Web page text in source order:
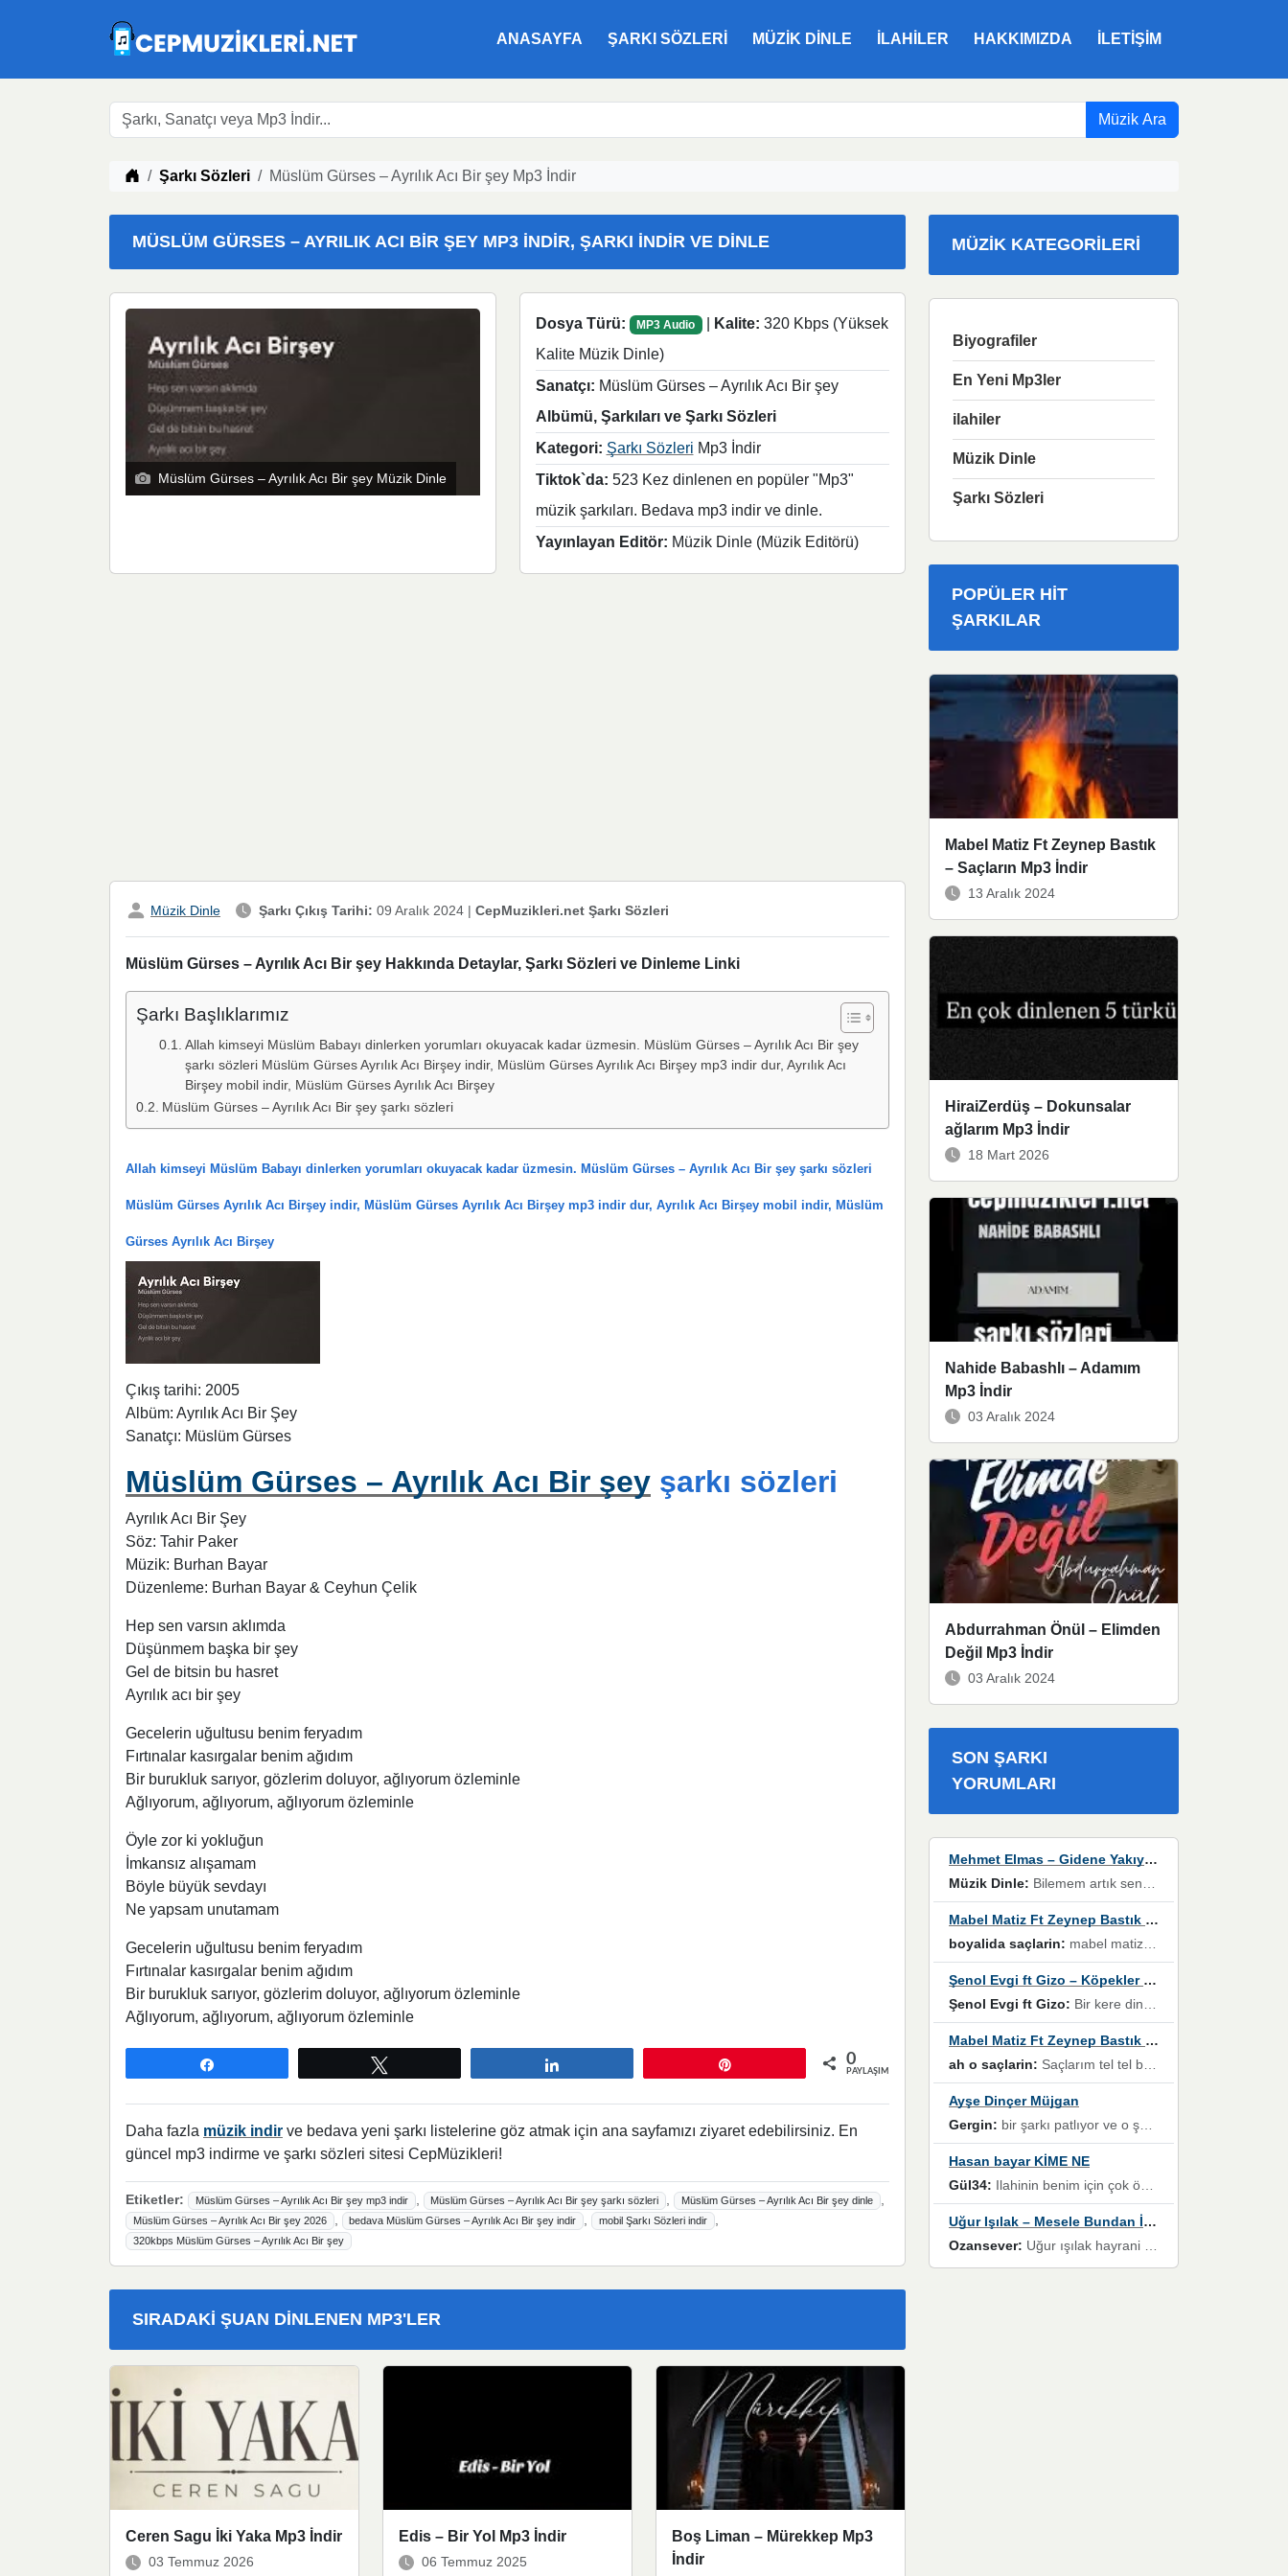
ANASAYFA ŞARKI SÖZLERI MÜZIK DINLE ILAHILER HAKKIMIZDA İLETIŞIM
Müzik Ara
Müzik indir
Şarkı Sözleri Müslüm Gürses – Ayrılık Acı Bir şey Mp3 İndir
MÜSLÜM GÜRSES – AYRILIK ACI BIR ŞEY MP3 İNDIR, ŞARKI İNDIR VE DINLE
Müslüm Gürses – Ayrılık Acı Bir şey Müzik Dinle
Dosya Türü: MP3 Audio Kalite: 320 Kbps (Yüksek
Kalite Müzik Dinle)
Sanatçı: Müslüm Gürses – Ayrılık Acı Bir şey
Albümü, Şarkıları ve Şarkı Sözleri
Kategori: Şarkı Sözleri Mp3 İndir
Tiktok`da: 523 Kez dinlenen en popüler "Mp3"
müzik şarkıları. Bedava mp3 indir ve dinle.
Yayınlayan Editör: Müzik Dinle (Müzik Editörü)
Müzik Dinle Şarkı Çıkış Tarihi: 09 Aralık 2024 | CepMuzikleri.net Şarkı Sözleri
Müslüm Gürses – Ayrılık Acı Bir şey Hakkında Detaylar, Şarkı Sözleri ve Dinleme Linki
Şarkı Başlıklarımız
Allah kimseyi Müslüm Babayı dinlerken yorumları okuyacak kadar üzmesin. Müslüm Gürses – Ayrılık Acı Bir şey
şarkı sözleri Müslüm Gürses Ayrılık Acı Birşey indir, Müslüm Gürses Ayrılık Acı Birşey mp3 indir dur, Ayrılık Acı
Birşey mobil indir, Müslüm Gürses Ayrılık Acı Birşey
Müslüm Gürses – Ayrılık Acı Bir şey şarkı sözleri
Allah kimseyi Müslüm Babayı dinlerken yorumları okuyacak kadar üzmesin. Müslüm Gürses – Ayrılık Acı Bir şey şarkı sözleri
Müslüm Gürses Ayrılık Acı Birşey indir, Müslüm Gürses Ayrılık Acı Birşey mp3 indir dur, Ayrılık Acı Birşey mobil indir, Müslüm
Gürses Ayrılık Acı Birşey
Çıkış tarihi: 2005
Albüm: Ayrılık Acı Bir Şey
Sanatçı: Müslüm Gürses
Müslüm Gürses – Ayrılık Acı Bir şey şarkı sözleri
Ayrılık Acı Bir Şey
Söz: Tahir Paker
Müzik: Burhan Bayar
Düzenleme: Burhan Bayar & Ceyhun Çelik
Hep sen varsın aklımda
Düşünmem başka bir şey
Gel de bitsin bu hasret
Ayrılık acı bir şey
Gecelerin uğultusu benim feryadım
Fırtınalar kasırgalar benim ağıdım
Bir burukluk sarıyor, gözlerim doluyor, ağlıyorum özleminle
Ağlıyorum, ağlıyorum, ağlıyorum özleminle
Öyle zor ki yokluğun
İmkansız alışamam
Böyle büyük sevdayı
Ne yapsam unutamam
Gecelerin uğultusu benim feryadım
Fırtınalar kasırgalar benim ağıdım
Bir burukluk sarıyor, gözlerim doluyor, ağlıyorum özleminle
Ağlıyorum, ağlıyorum, ağlıyorum özleminle
0
PAYLAŞIMLAR
Daha fazla müzik indir ve bedava yeni şarkı listelerine göz atmak için ana sayfamızı ziyaret edebilirsiniz. En
güncel mp3 indirme ve şarkı sözleri sitesi CepMüzikleri!
Etiketler: Müslüm Gürses – Ayrılık Acı Bir şey mp3 indir , Müslüm Gürses – Ayrılık Acı Bir şey şarkı sözleri , Müslüm Gürses – Ayrılık Acı Bir şey dinle ,
Müslüm Gürses – Ayrılık Acı Bir şey 2026 , bedava Müslüm Gürses – Ayrılık Acı Bir şey indir , mobil Şarkı Sözleri indir ,
320kbps Müslüm Gürses – Ayrılık Acı Bir şey
SIRADAKI ŞUAN DINLENEN MP3'LER
Ceren Sagu İki Yaka Mp3 İndir
03 Temmuz 2026
Edis – Bir Yol Mp3 İndir
06 Temmuz 2025
Boş Liman – Mürekkep Mp3
İndir
MÜZIK KATEGORILERI
Biyografiler
En Yeni Mp3ler
ilahiler
Müzik Dinle
Şarkı Sözleri
POPÜLER HIT
ŞARKILAR
Mabel Matiz Ft Zeynep Bastık
– Saçların Mp3 İndir
13 Aralık 2024
HiraiZerdüş – Dokunsalar
ağlarım Mp3 İndir
18 Mart 2026
Nahide Babashlı – Adamım
Mp3 İndir
03 Aralık 2024
Abdurrahman Önül – Elimden
Değil Mp3 İndir
03 Aralık 2024
SON ŞARKI
YORUMLARI
Mehmet Elmas – Gidene Yakıyorum
Müzik Dinle: Bilemem artık senden bir şans daha / Düştüğün zaman ben olmayacağım yanında” dizeleri, artık geçmişin tekrarına izin verilmeyeceğini, kişisel sınırların çizildiğini gösteriyor.
Mabel Matiz Ft Zeynep Bastık – Saçların
boyalida saçlarin: mabel matiz'in maya albümünde yer alan güzellerden. parça da şarkı hani! müzikal altyapısına vurulduğum, sözlerinde kaybolduğum bir parça olmuş.
Şenol Evgi ft Gizo – Köpekler Tanımadıklarına havlar
Şenol Evgi ft Gizo: Bir kere dinlememe rağmen kulaklardan gitmiyor sen sen sen sen kurban ol sen sen sen sen hayran ol yükses ses müzik dinleme sebebisiniz canlar bomba gibi patladınız maşallah
Mabel Matiz Ft Zeynep Bastık – Saçların
ah o saçlarin: Saçlarım tel tel beyazlıyor beyazlagına degil yanımda sen yoksun ona üzülüyorum günler bir bir geçiyor geçen günlere değil sensiz geçen günlere darılıyorum,Dinledikce asla kavusamayacagim ama asla unutamicagim sevdiğim adam için yanar içim
Ayşe Dinçer Müjgan
Gergin: bir şarkı patlıyor ve o şarkıyı millet her paylaşımın altına koyuyor ve öyle bir durum hal alıyor ki şarkıyı dinlemeden şarkıdan bikıyorsun Ama bu enteresan bir şekilde dillere dolanıyor millet olarak seviyoruz dertlerle boğuşurken bir yandan da göbek atmayi))) diyeceklerim bu kadar güzel hoş bir sayfa emeğinize sağlık arkadaşlar kolay gelsin
Hasan bayar KİME NE
Gül34: Ilahinin benim için çok özel bir yeri var İlk çıktığında komşum ne kadar yüksek sesle dinliyorsa orada duymuştum ve YouTube'dan aratıp Bu ilahiyi bulmuştum ve sonra müdavimi oldum günlük Ben de 3-5 kere dinleyip ezberleyip artık ilahiye bende eşlik ediyorum yüksek sesle Allah razı olsun hizmet nimettir Rabbim sizin zahmetlerinize de hayırlı nimetler versin Selam ve dua ile Allah'a emanet olun
Uğur Işılak – Mesele Bundan İbaret
Ozansever: Uğur ışılak hayrani olarak eski yeni tüm eserlerini keyifle huzurla dinleyenlerden birisiyim, emeğine saygı duyan gönül veren bunu en güzel şekilde sevenlerine ulaştıran siz değerli sayfa yöneticilerine de teşekkür ederim